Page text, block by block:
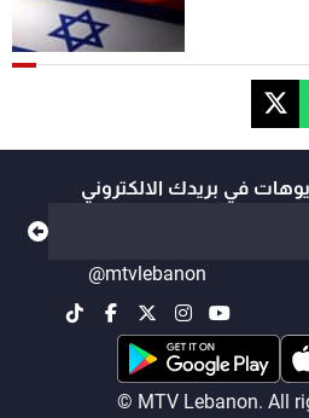
في بريدك الالكتروني
@mtvlebanon
© MTV Lebanon. All